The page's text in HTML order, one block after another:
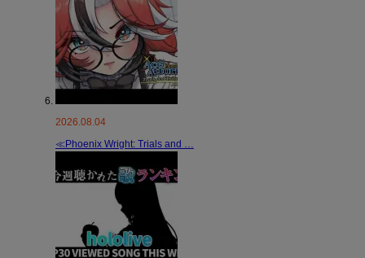
2026.08.04
≪Phoenix Wright: Trials and …